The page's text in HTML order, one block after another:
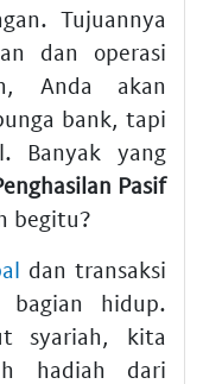
Tujuannya
dan operasi
Anda akan
bank, tapi
Banyak yang
Pasif
begitu?
dan transaksi
hidup.
syariah, kita
hadiah dari